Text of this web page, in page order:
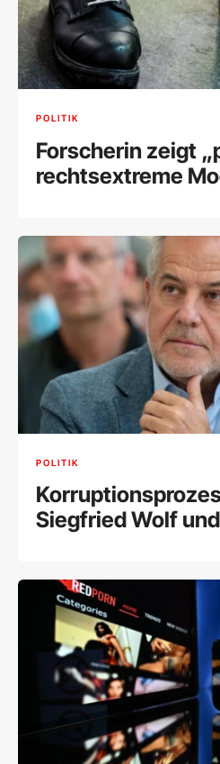
POLITIK
Forscherin zeigt
rechtsextreme
POLITIK
Siegfried Wolf